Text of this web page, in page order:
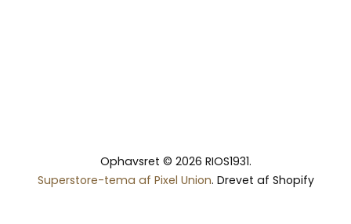
Ophavsret © 2026 RIOS1931.
Superstore-tema af Pixel Union. Drevet af Shopify